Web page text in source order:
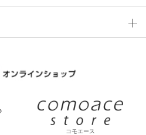
コモエース